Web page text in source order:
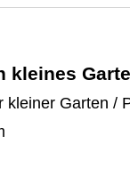
kleines
kleiner Garten /